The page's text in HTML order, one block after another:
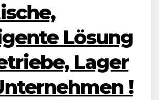
Lösung
Lager
!